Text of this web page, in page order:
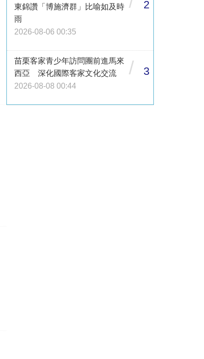
東錦讚「博施濟群」比喻如及時
雨
2026-08-06 00:35
2
苗栗客家青少年訪問團前進馬來
西亞 深化國際客家文化交流
2026-08-08 00:44
/ 3